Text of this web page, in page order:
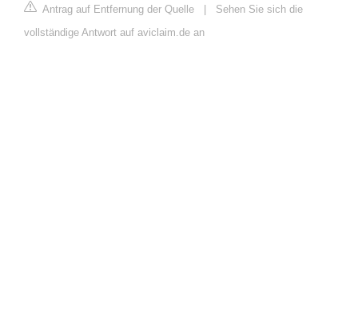
Antrag auf Entfernung der Quelle | Sehen Sie sich die
vollständige Antwort auf aviclaim.de an